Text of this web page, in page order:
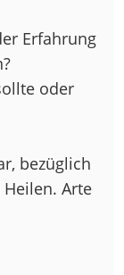
Erfahrung
oder
bezüglich
Arte